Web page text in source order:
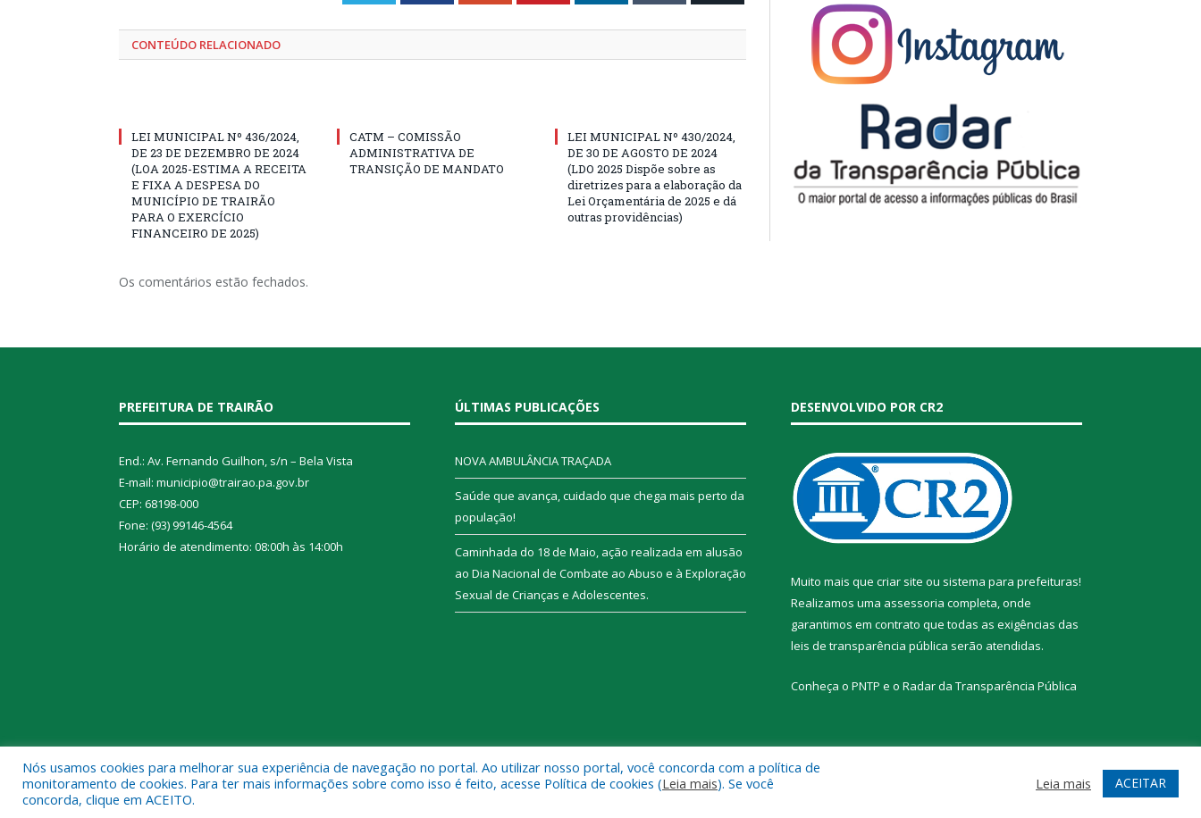
CONTEÚDO RELACIONADO
LEI MUNICIPAL Nº 436/2024,
DE 23 DE DEZEMBRO DE 2024
(LOA 2025-ESTIMA A RECEITA
E FIXA A DESPESA DO
MUNICÍPIO DE TRAIRÃO
PARA O EXERCÍCIO
FINANCEIRO DE 2025)
CATM – COMISSÃO
ADMINISTRATIVA DE
TRANSIÇÃO DE MANDATO
LEI MUNICIPAL Nº 430/2024,
DE 30 DE AGOSTO DE 2024
(LDO 2025 Dispõe sobre as
diretrizes para a elaboração da
Lei Orçamentária de 2025 e dá
outras providências)
Os comentários estão fechados.
PREFEITURA DE TRAIRÃO
End.: Av. Fernando Guilhon, s/n – Bela Vista
E-mail: municipio@trairao.pa.gov.br
CEP: 68198-000
Fone: (93) 99146-4564
Horário de atendimento: 08:00h às 14:00h
ÚLTIMAS PUBLICAÇÕES
NOVA AMBULÂNCIA TRAÇADA
Saúde que avança, cuidado que chega mais perto da
população!
Caminhada do 18 de Maio, ação realizada em alusão
ao Dia Nacional de Combate ao Abuso e à Exploração
Sexual de Crianças e Adolescentes.
DESENVOLVIDO POR CR2
Muito mais que criar site ou sistema para prefeituras!
Realizamos uma assessoria completa, onde
garantimos em contrato que todas as exigências das
leis de transparência pública serão atendidas.
Conheça o PNTP e o Radar da Transparência Pública
Todos os direitos reservados a Prefeitura Municipal de Trairão. Mapa do Site Acessar Webmail
Nós usamos cookies para melhorar sua experiência de navegação no portal. Ao utilizar nosso portal, você concorda com a política de
monitoramento de cookies. Para ter mais informações sobre como isso é feito, acesse Política de cookies (Leia mais). Se você
concorda, clique em ACEITO.
Leia mais ACEITAR